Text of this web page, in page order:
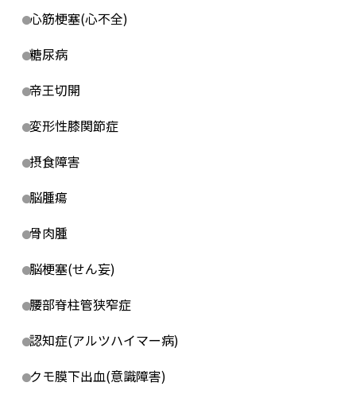
心筋梗塞(心不全)
糖尿病
帝王切開
変形性膝関節症
摂食障害
脳腫瘍
骨肉腫
脳梗塞(せん妄)
腰部脊柱管狭窄症
認知症(アルツハイマー病)
クモ膜下出血(意識障害)